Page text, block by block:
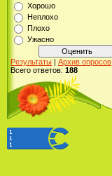
Хорошо
Неплохо
Плохо
Ужасно
Результаты | Архив опросов
Всего ответов: 188